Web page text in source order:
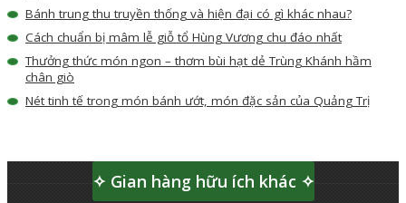
Bánh trung thu truyền thống và hiện đại có gì khác nhau?
Cách chuẩn bị mâm lễ giỗ tổ Hùng Vương chu đáo nhất
Thưởng thức món ngon – thơm bùi hạt dẻ Trùng Khánh hầm
chân giò
Nét tinh tế trong món bánh ướt, món đặc sản của Quảng Trị
✧ Gian hàng hữu ích khác ✧